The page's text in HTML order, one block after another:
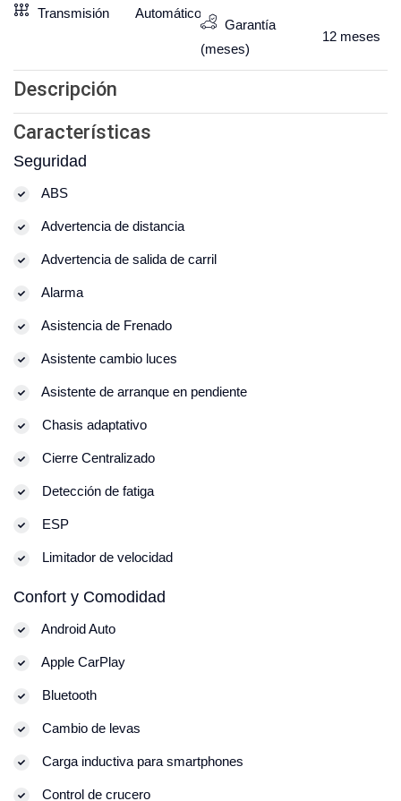
Transmisión Automático
Garantía
(meses)
12 meses
Descripción
Características
Seguridad
ABS
Advertencia de distancia
Advertencia de salida de carril
Alarma
Asistencia de Frenado
Asistente cambio luces
Asistente de arranque en pendiente
Chasis adaptativo
Cierre Centralizado
Detección de fatiga
ESP
Limitador de velocidad
Confort y Comodidad
Android Auto
Apple CarPlay
Bluetooth
Cambio de levas
Carga inductiva para smartphones
Control de crucero